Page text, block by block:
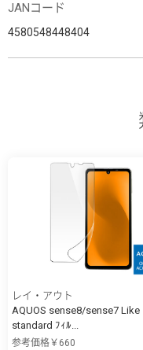
JANコード
4580548448404
レイ・アウト
AQUOS sense8/sense7 Like
standard ﾌｨﾙ...
参考価格￥660